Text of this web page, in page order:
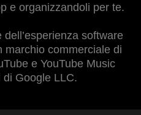
e organizzandoli per te.
software
marchio commerciale di
e YouTube Music
Google LLC.